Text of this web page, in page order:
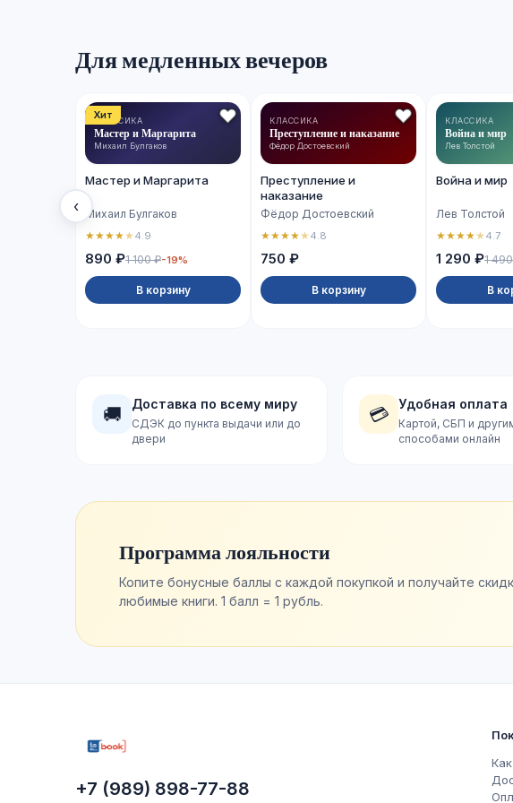
Для медленных вечеров
‹
Хит
КЛАССИКА
Мастер и Маргарита
Михаил Булгаков
Мастер и Маргарита
Михаил Булгаков
★★★★★4.9
890 ₽1 100 ₽-19%
В корзину
КЛАССИКА
Преступление и наказание
Фёдор Достоевский
Преступление и
наказание
Фёдор Достоевский
★★★★★4.8
750 ₽
В корзину
КЛАССИКА
Война и мир
Лев Толстой
Война и мир
Лев Толстой
★★★★★4.7
1 290 ₽1
В
🚚 Доставка по всему миру
СДЭК до пункта выдачи или до
двери
💳 Удобная оплата
Картой, СБП и
способами онлайн
Программа лояльности
Копите бонусные баллы с каждой покупкой и получайте
любимые книги. 1 балл = 1 рубль.
+7 (989) 898-77-88